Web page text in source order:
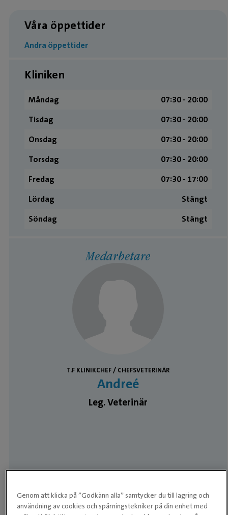
Våra öppettider
Andra öppettider
Kliniken
Måndag
07:30 ­- 20:00
Tisdag
07:30 ­- 20:00
Onsdag
07:30 ­- 20:00
Torsdag
07:30 ­- 20:00
Fredag
07:30 ­- 17:00
Lördag
Stängt
Söndag
Stängt
Medarbetare
T.F KLINIKCHEF / CHEFSVETERINÄR
Andreé
Leg. Veterinär
Genom att klicka på ”Godkänn alla” samtycker du till lagring och
användning av cookies och spårningstekniker på din enhet med